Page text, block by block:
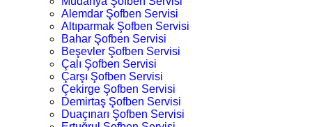
Alemdar Şofben Servisi
Altıparmak Şofben Servisi
Bahar Şofben Servisi
Beşevler Şofben Servisi
Çalı Şofben Servisi
Çarşı Şofben Servisi
Çekirge Şofben Servisi
Demirtaş Şofben Servisi
Duaçınarı Şofben Servisi